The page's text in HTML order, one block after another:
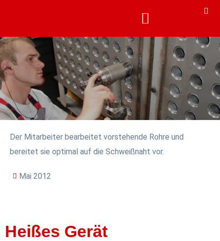
Der Mitarbeiter bearbeitet vorstehende Rohre und
bereitet sie optimal auf die Schweißnaht vor.
Mai 2012
Heißes Gerät